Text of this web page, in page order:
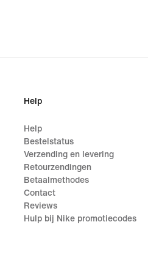
Help
Help
Bestelstatus
Verzending en levering
Retourzendingen
Betaalmethodes
Contact
Reviews
Hulp bij Nike promotiecodes